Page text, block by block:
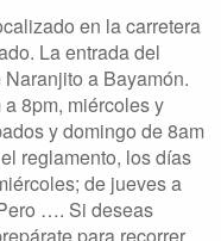
en la carretera
La entrada del
a Bayamón.
8pm, miércoles y
y domingo de 8am
reglamento, los días
de jueves a
…. Si deseas